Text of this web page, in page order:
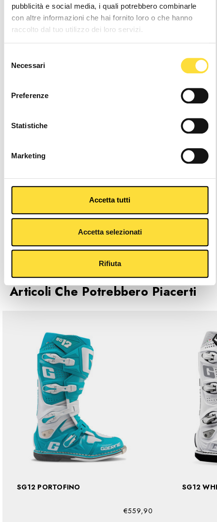
pubblicità e social media, i quali potrebbero combinarle
con altre informazioni che hai fornito loro o che hanno
raccolto dal tuo utilizzo dei loro servizi.
delNecessari
Preferenze
Statistiche
Marketing
Accetta tutti
Accetta selezionati
Rifiuta
Altri colori
Articoli Che Potrebbero Piacerti
SG12 PORTOFINO
€559,90
SG12